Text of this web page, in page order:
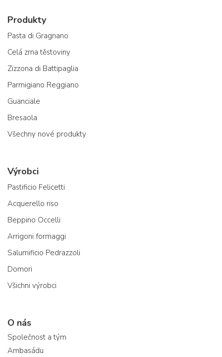
Produkty
Pasta di Gragnano
Celá zrna těstoviny
Zizzona di Battipaglia
Parmigiano Reggiano
Guanciale
Bresaola
Všechny nové produkty
Výrobci
Pastificio Felicetti
Acquerello riso
Beppino Occelli
Arrigoni formaggi
Salumificio Pedrazzoli
Domori
Všichni výrobci
O nás
Společnost a tým
Ambasádu